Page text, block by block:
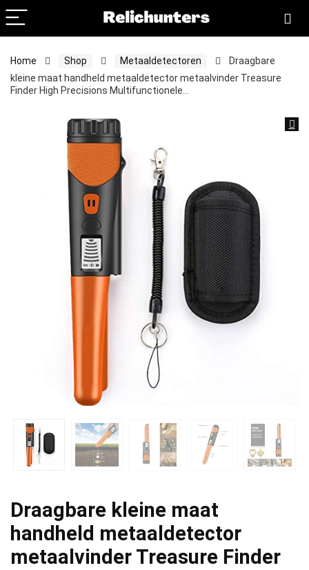
Home Shop Metaaldetectoren
Draagbare
kleine maat handheld metaaldetector metaalvinder Treasure
Finder High Precisions Multifunctionele…
Draagbare kleine maat
handheld metaaldetector
metaalvinder Treasure Finder